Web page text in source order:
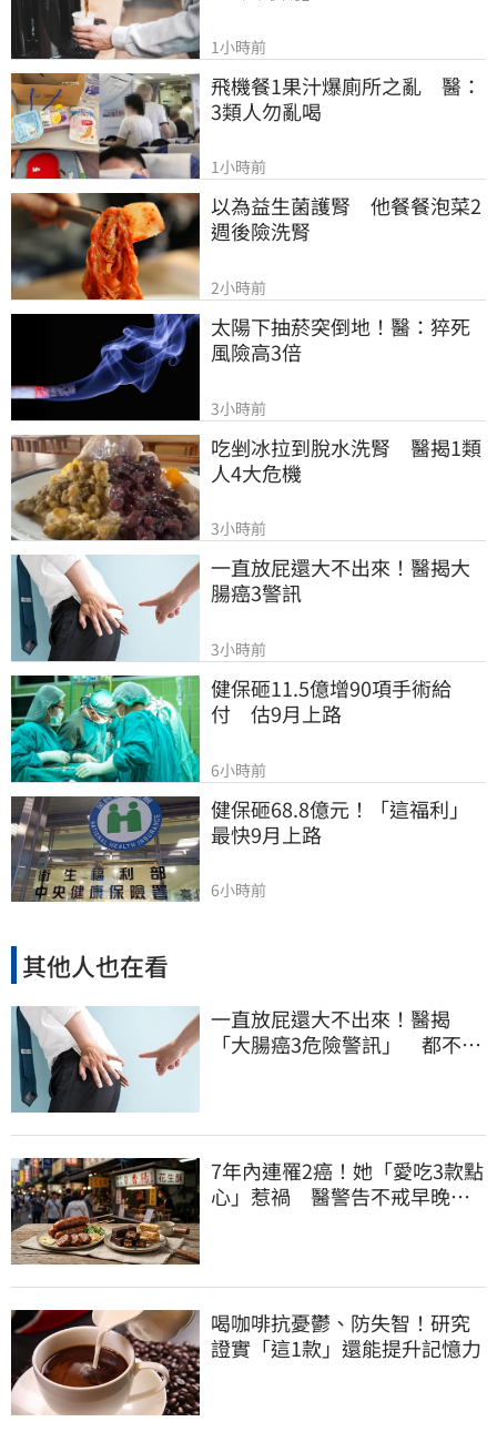
1小時前
飛機餐1果汁爆廁所之亂　醫：
3類人勿亂喝
1小時前
以為益生菌護腎　他餐餐泡菜2
週後險洗腎
2小時前
太陽下抽菸突倒地！醫：猝死
風險高3倍
3小時前
吃剉冰拉到脫水洗腎　醫揭1類
人4大危機
3小時前
一直放屁還大不出來！醫揭大
腸癌3警訊
3小時前
健保砸11.5億增90項手術給
付　估9月上路
6小時前
健保砸68.8億元！「這福利」
最快9月上路
6小時前
其他人也在看
一直放屁還大不出來！醫揭
「大腸癌3危險警訊」 都不排
7年內連罹2癌！她「愛吃3款點
心」惹禍 醫警告不戒早晚有
喝咖啡抗憂鬱、防失智！研究
證實「這1款」還能提升記憶力